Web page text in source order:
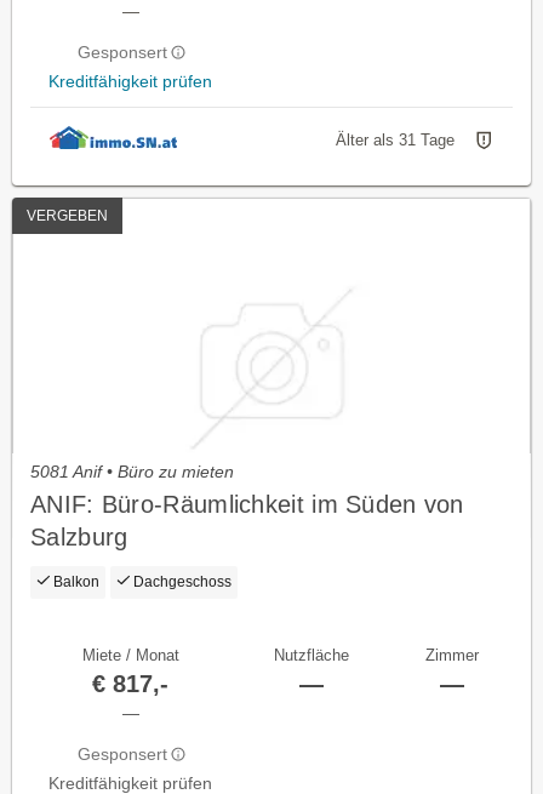
—
Gesponsert
Kreditfähigkeit prüfen
Älter als 31 Tage
VERGEBEN
5081 Anif • Büro zu mieten
ANIF: Büro-Räumlichkeit im Süden von
Salzburg
Balkon Dachgeschoss
Miete / Monat
€ 817,-
—
Gesponsert
Kreditfähigkeit prüfen
Nutzfläche
—
Zimmer
—